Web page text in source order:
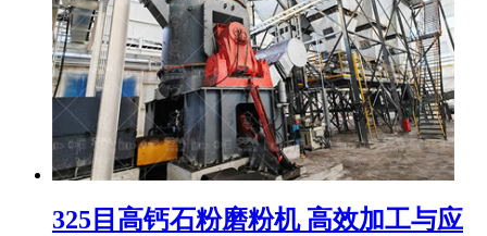
325目高钙石粉磨粉机 高效加工与应